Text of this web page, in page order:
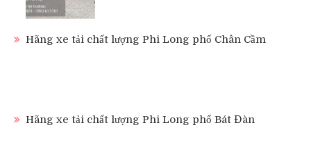
Hãng xe tải chất lượng Phi Long phố Chân Cầm
Hãng xe tải chất lượng Phi Long phố Bát Đàn